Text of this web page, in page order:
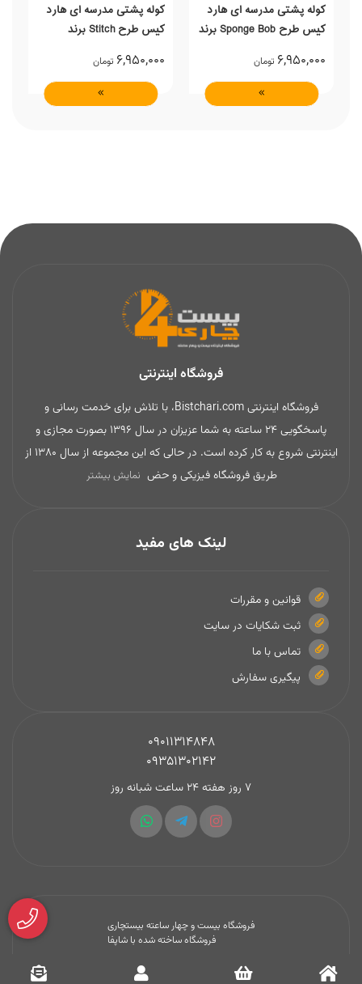
کوله پشتی مدرسه ای هارد
کیس طرح Sponge Bob برند
6,950,000 تومان
کوله پشتی مدرسه ای هارد
کیس طرح Stitch برند
6,950,000 تومان
فروشگاه اینترنتی
فروشگاه اینترنتی Bistchari.com، با تلاش برای خدمت رسانی و
پاسخگویی 24 ساعته به شما عزیزان در سال 1396 بصورت مجازی و
اینترنتی شروع به کار کرده است. در حالی که این مجموعه از سال 1380 از
طریق فروشگاه فیزیکی و حض نمایش بیشتر
لینک های مفید
قوانین و مقررات
ثبت شکایات در سایت
تماس با ما
پیگیری سفارش
09011314848
09351302142
7 روز هفته 24 ساعت شبانه روز
فروشگاه بیست و چهار ساعته بیستچاری
فروشگاه ساخته شده با شاپفا